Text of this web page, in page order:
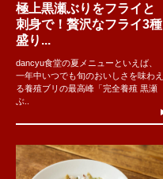
極上黒瀬ぶりをフライと
刺身で！贅沢なフライ3種
盛り...
dancyu食堂の夏メニューといえば、
一年中いつでも旬のおいしさを味わえ
る養殖ブリの最高峰「完全養殖 黒瀬
ぶ..